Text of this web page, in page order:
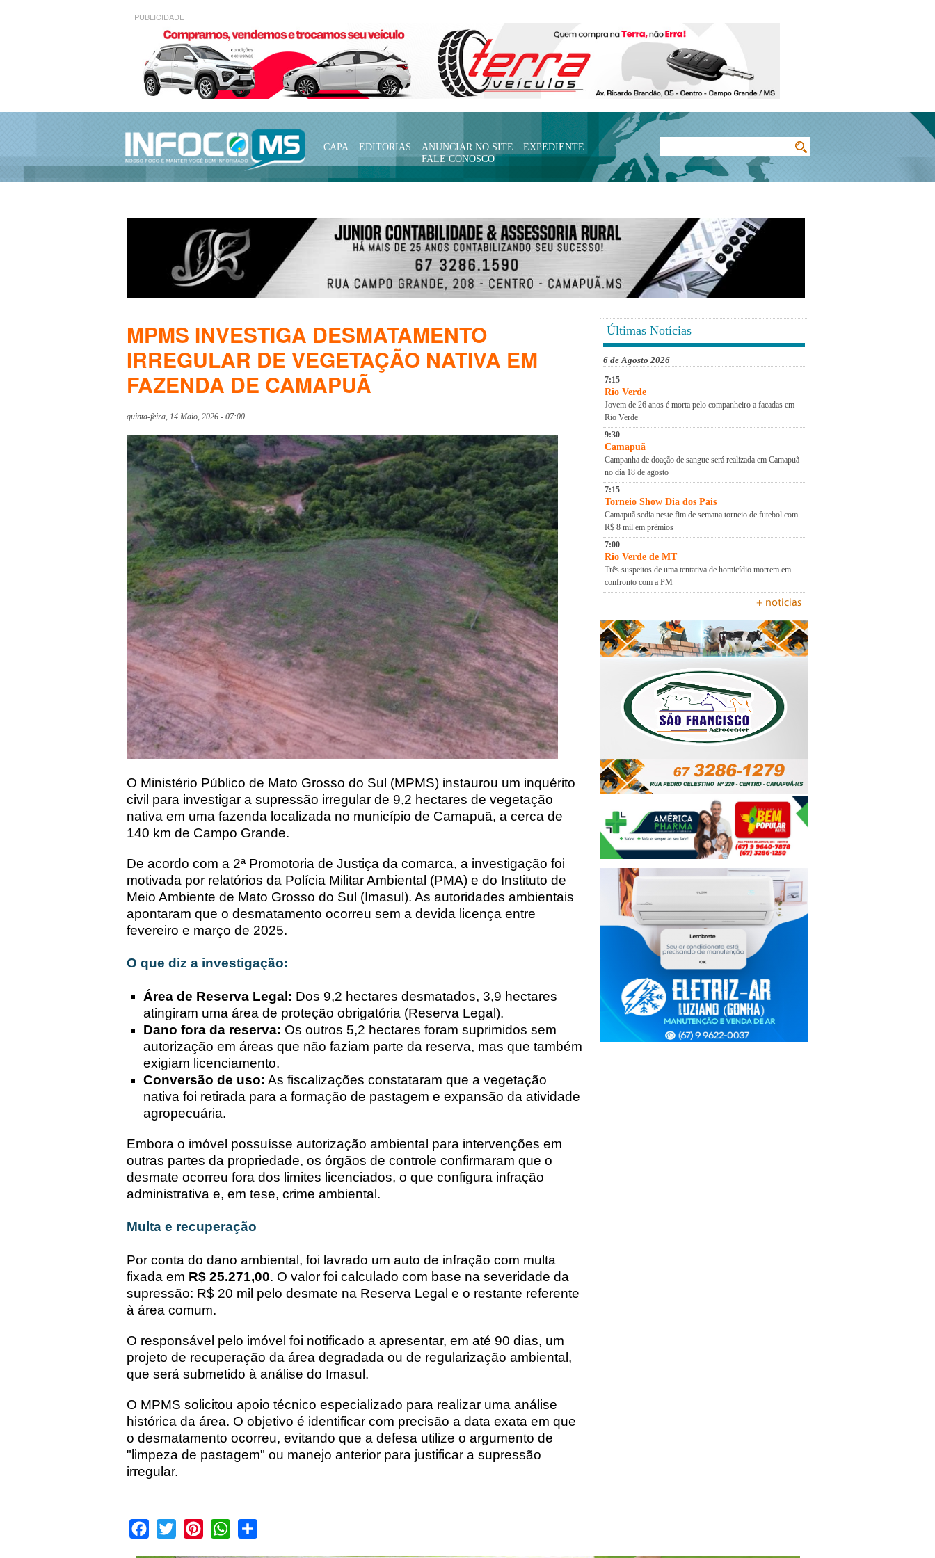
PUBLICIDADE
CAPA EDITORIAS ANUNCIAR NO SITE
EXPEDIENTE
FALE CONOSCO
Últimas Notícias
6 de Agosto 2026
7:15
Rio Verde
Jovem de 26 anos é morta pelo companheiro a facadas em
Rio Verde
9:30
Camapuã
Campanha de doação de sangue será realizada em Camapuã
no dia 18 de agosto
7:15
Torneio Show Dia dos Pais
Camapuã sedia neste fim de semana torneio de futebol com
R$ 8 mil em prêmios
7:00
Rio Verde de MT
Três suspeitos de uma tentativa de homicídio morrem em
confronto com a PM
+ noticias
MPMS INVESTIGA DESMATAMENTO
IRREGULAR DE VEGETAÇÃO NATIVA EM
FAZENDA DE CAMAPUÃ
quinta-feira, 14 Maio, 2026 - 07:00
O Ministério Público de Mato Grosso do Sul (MPMS) instaurou um inquérito
civil para investigar a supressão irregular de 9,2 hectares de vegetação
nativa em uma fazenda localizada no município de Camapuã, a cerca de
140 km de Campo Grande.
De acordo com a 2ª Promotoria de Justiça da comarca, a investigação foi
motivada por relatórios da Polícia Militar Ambiental (PMA) e do Instituto de
Meio Ambiente de Mato Grosso do Sul (Imasul ). As autoridades ambientais
apontaram que o desmatamento ocorreu sem a devida licença entre
fevereiro e março de 2025.
O que diz a investigação:
Área de Reserva Legal: Dos 9,2 hectares desmatados, 3,9 hectares
atingiram uma área de proteção obrigatória (Reserva Legal).
Dano fora da reserva: Os outros 5,2 hectares foram suprimidos sem
autorização em áreas que não faziam parte da reserva, mas que também
exigiam licenciamento.
Conversão de uso: As fiscalizações constataram que a vegetação
nativa foi retirada para a formação de pastagem e expansão da atividade
agropecuária.
Embora o imóvel possuísse autorização ambiental para intervenções em
outras partes da propriedade, os órgãos de controle confirmaram que o
desmate ocorreu fora dos limites licenciados, o que configura infração
administrativa e, em tese, crime ambiental.
Multa e recuperação
Por conta do dano ambiental, foi lavrado um auto de infração com multa
fixada em R$ 25.271,00. O valor foi calculado com base na severidade da
supressão: R$ 20 mil pelo desmate na Reserva Legal e o restante referente
à área comum.
O responsável pelo imóvel foi notificado a apresentar, em até 90 dias, um
projeto de recuperação da área degradada ou de regularização ambiental,
que será submetido à análise do Imasul.
O MPMS solicitou apoio técnico especializado para realizar uma análise
histórica da área. O objetivo é identificar com precisão a data exata em que
o desmatamento ocorreu, evitando que a defesa utilize o argumento de
"limpeza de pastagem" ou manejo anterior para justificar a supressão
irregular.
Facebook
Twitter PinterestWhatsApp